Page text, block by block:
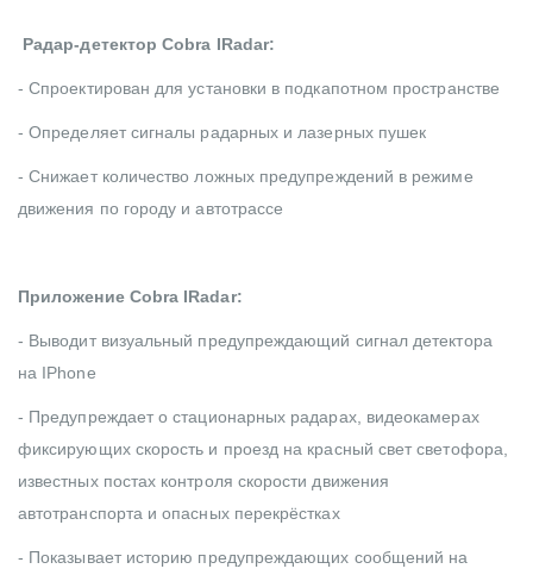
Радар-детектор Cobra IRadar:
- Спроектирован для установки в подкапотном пространстве
- Определяет сигналы радарных и лазерных пушек
- Снижает количество ложных предупреждений в режиме
движения по городу и автотрассе
Приложение Cobra IRadar:
- Выводит визуальный предупреждающий сигнал детектора
на IPhone
- Предупреждает о стационарных радарах, видеокамерах
фиксирующих скорость и проезд на красный свет светофора,
известных постах контроля скорости движения
автотранспорта и опасных перекрёстках
- Показывает историю предупреждающих сообщений на